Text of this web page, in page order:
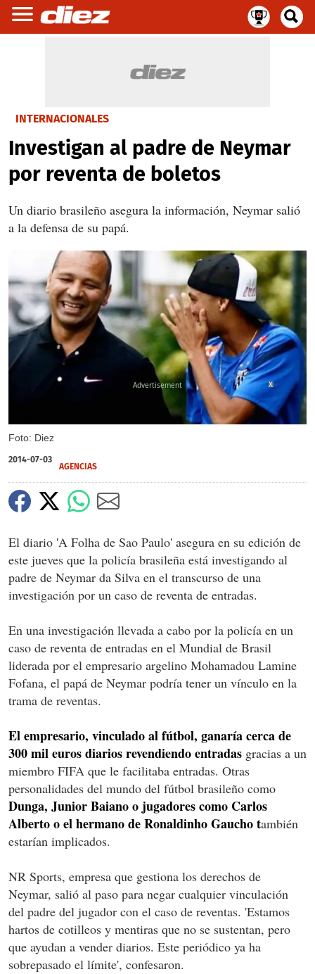
INTERNACIONALES
Investigan al padre de Neymar
por reventa de boletos
Un diario brasileño asegura la información, Neymar salió
a la defensa de su papá.
Foto: Diez
X
2014-07-03
AGENCIAS
El diario 'A Folha de Sao Paulo' asegura en su edición de
este jueves que la policía brasileña está investigando al
padre de Neymar da Silva en el transcurso de una
investigación por un caso de reventa de entradas.
En una investigación llevada a cabo por la policía en un
caso de reventa de entradas en el Mundial de Brasil
liderada por el empresario argelino Mohamadou Lamine
Fofana, el papá de Neymar podría tener un vínculo en la
trama de reventas.
El empresario, vinculado al fútbol, ganaría cerca de
300 mil euros diarios revendiendo entradas gracias a un
miembro FIFA que le facilitaba entradas. Otras
personalidades del mundo del fútbol brasileño como
Dunga, Junior Baiano o jugadores como Carlos
Alberto o el hermano de Ronaldinho Gaucho también
estarían implicados.
NR Sports, empresa que gestiona los derechos de
Neymar, salió al paso para negar cualquier vinculación
del padre del jugador con el caso de reventas. 'Estamos
hartos de cotilleos y mentiras que no se sustentan, pero
que ayudan a vender diarios. Este periódico ya ha
sobrepasado el límite', confesaron.